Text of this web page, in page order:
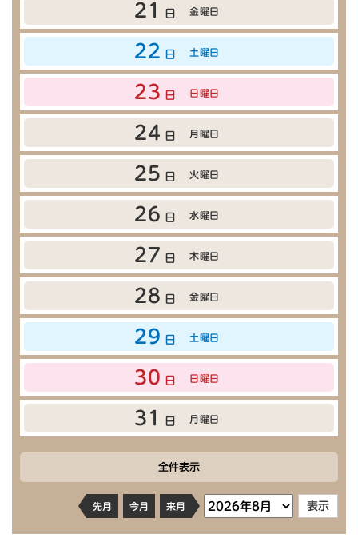
21 日 金曜日
22 日 土曜日
23 日 日曜日
24 日 月曜日
25 日 火曜日
26 日 水曜日
27 日 木曜日
28 日 金曜日
29 日 土曜日
30 日 日曜日
31 日 月曜日
全件表示
先月 今月 来月